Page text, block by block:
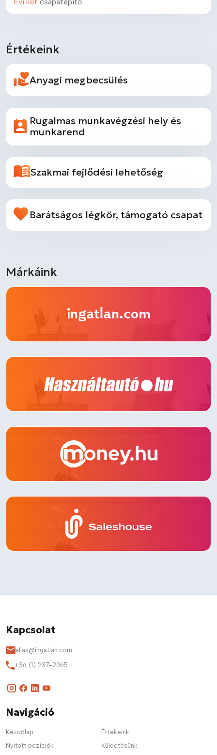
Értékeink
Anyagi megbecsülés
Rugalmas munkavégzési hely és
munkarend
Szakmai fejlődési lehetőség
Barátságos légkör, támogató csapat
Márkáink
Kapcsolat
allas@ingatlan.com
+36 (1) 237-2065
Navigáció
Kezdőlap
Értékeink
Nyitott pozíciók
Küldetésünk